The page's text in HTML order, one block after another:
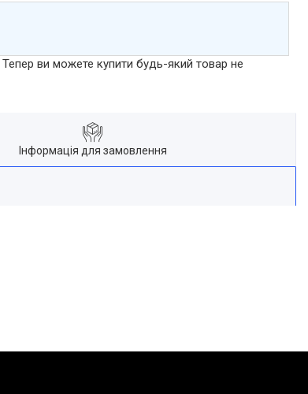
Тепер ви можете купити будь-який товар не
Інформація для замовлення